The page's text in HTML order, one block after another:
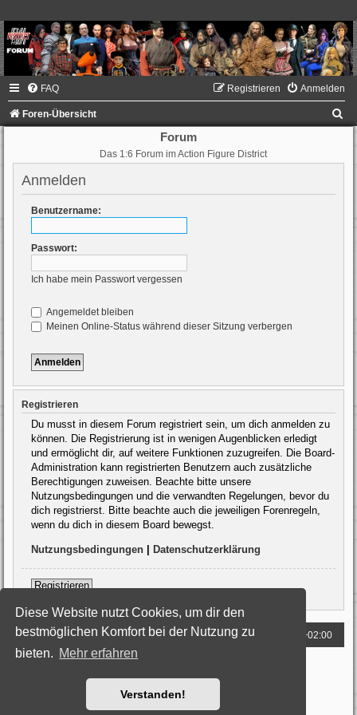
Diese Website nutzt Cookies, um dir den
bestmöglichen Komfort bei der Nutzung zu
bieten. Mehr erfahren
Verstanden!
FAQ Anmelden
Registrieren
Foren-Übersicht
Forum
Das 1:6 Forum im Action Figure District
Anmelden
Benutzername:
Passwort:
Ich habe mein Passwort vergessen
Angemeldet bleiben
Meinen Online-Status während dieser Sitzung verbergen
Registrieren
Du musst in diesem Forum registriert sein, um dich anmelden zu
können. Die Registrierung ist in wenigen Augenblicken erledigt
und ermöglicht dir, auf weitere Funktionen zuzugreifen. Die Board-
Administration kann registrierten Benutzern auch zusätzliche
Berechtigungen zuweisen. Beachte bitte unsere
Nutzungsbedingungen und die verwandten Regelungen, bevor du
dich registrierst. Bitte beachte auch die jeweiligen Forenregeln,
wenn du dich in diesem Board bewegst.
Nutzungsbedingungen Datenschutzerklärung
Registrieren
Foren-Übersicht Alle Zeiten sind UTC+02:00
Powered byphpBB® Forum Software © phpBB Limited
Nutzungsbedingungen